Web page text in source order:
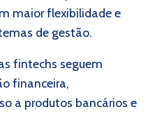
maior flexibilidade e
de gestão.
fintechs seguem
financeira,
a produtos bancários e